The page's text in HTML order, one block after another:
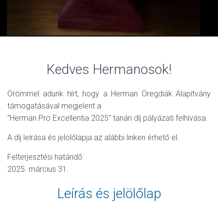
Kedves Hermanosok!
Örömmel adunk hírt, hogy a Herman Öregdiák Alapítvány
támogatásával megjelent a
“Herman Pro Excellentia 2025” tanári díj pályázati felhívása.
A díj leírása és jelölőlapja az alábbi linken érhető el.
Felterjesztési határidő:
2025. március 31.
Leírás és jelölőlap